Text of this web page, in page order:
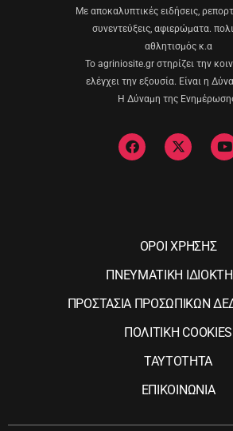
Με αποκαλυπτικές ειδήσεις,
συνεντεύξεις, αφιερώματα.
αθλητισμός κ.α
Το agriniosite.gr στηρίζει την
ελέγχει την εξουσία. Είναι η
Η Δύναμη της
ΟΡΟΙ ΧΡΗΣΗΣ
ΠΝΕΥΜΑΤΙΚΗ
ΠΡΟΣΤΑΣΙΑ ΠΡΟΣΩΠΙΚΩΝ
ΠΟΛΙΤΙΚΗ COOKIES
ΤΑΥΤΟΤΗΤΑ
ΕΠΙΚΟΙΝΩΝΙΑ